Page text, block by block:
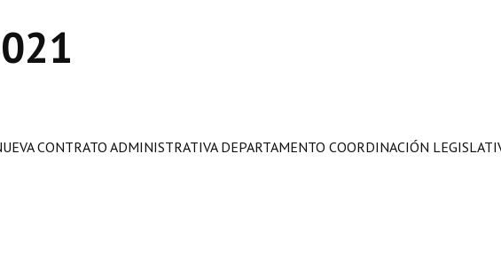
CONTRATO ADMINISTRATIVA DEPARTAMENTO COORDINACIÓN